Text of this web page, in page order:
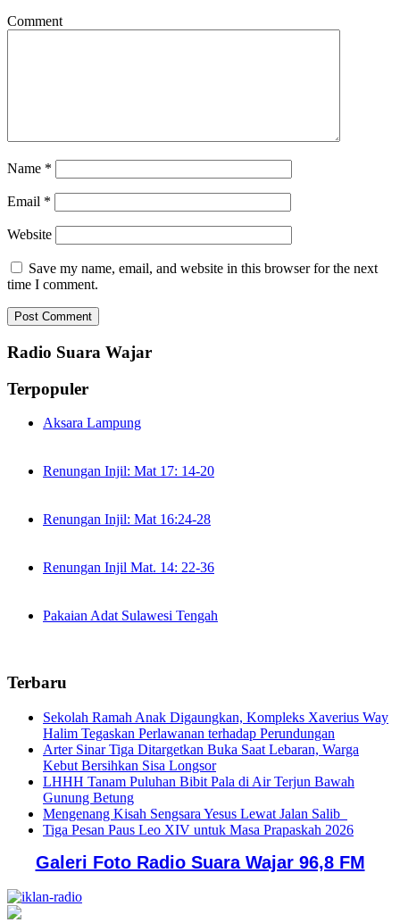
Comment
Name *
Email *
Website
Save my name, email, and website in this browser for the next
time I comment.
Radio Suara Wajar
Terpopuler
Aksara Lampung
Renungan Injil: Mat 17: 14-20
Renungan Injil: Mat 16:24-28
Renungan Injil Mat. 14: 22-36
Pakaian Adat Sulawesi Tengah
Terbaru
Sekolah Ramah Anak Digaungkan, Kompleks Xaverius Way
Halim Tegaskan Perlawanan terhadap Perundungan
Arter Sinar Tiga Ditargetkan Buka Saat Lebaran, Warga
Kebut Bersihkan Sisa Longsor
LHHH Tanam Puluhan Bibit Pala di Air Terjun Bawah
Gunung Betung
Mengenang Kisah Sengsara Yesus Lewat Jalan Salib
Tiga Pesan Paus Leo XIV untuk Masa Prapaskah 2026
Galeri Foto Radio Suara Wajar 96,8 FM